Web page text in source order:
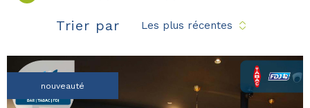
Trier par Les plus récentes
nouveauté